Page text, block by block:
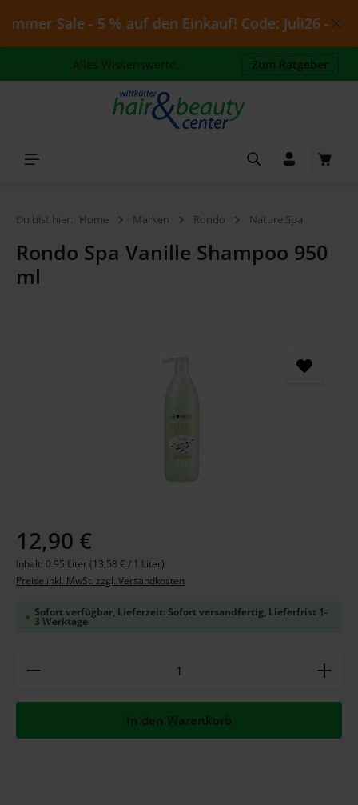
Zum Hauptinhalt springen
Sale - 5 % auf den Einkauf! Code: Juli26 -
Alles Wissenswerte... Zum Ratgeber
Du bist hier: Home Marken Rondo Nature Spa
Rondo Spa Vanille Shampoo 950
ml
Regulärer Preis:
12,90 €
Inhalt: 0.95 Liter(13,58 € / 1 Liter)
Preise inkl. MwSt. zzgl. Versandkosten
Sofort verfügbar, Lieferzeit: Sofort versandfertig, Lieferfrist 1-
3 Werktage
Produkt Anzahl: Gib den gewünschten Wert ein
In den Warenkorb